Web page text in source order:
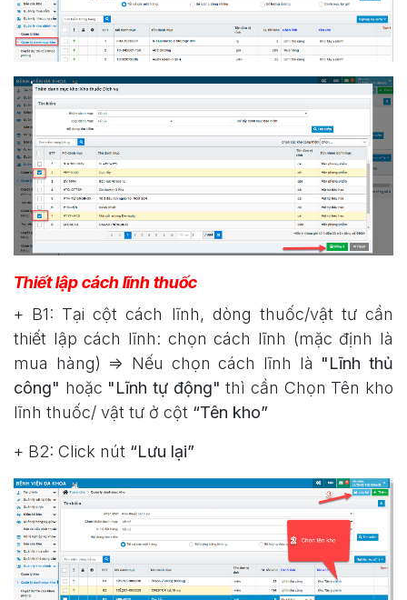
Thiết lập cách lĩnh thuốc
+ B1: Tại cột cách lĩnh, dòng thuốc/vật tư cần
thiết lập cách lĩnh: chọn cách lĩnh (mặc định là
mua hàng) => Nếu chọn cách lĩnh là "Lĩnh thủ
công" hoặc "Lĩnh tự động" thì cần Chọn Tên kho
lĩnh thuốc/ vật tư ở cột “Tên kho”
+ B2: Click nút “Lưu lại”